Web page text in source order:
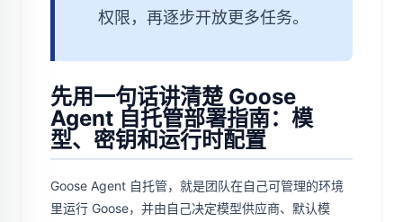
权限，再逐步开放更多任务。
先用一句话讲清楚 Goose
Agent 自托管部署指南：模
型、密钥和运行时配置
Goose Agent 自托管，就是团队在自己可管理的环境
里运行 Goose，并由自己决定模型供应商、默认模